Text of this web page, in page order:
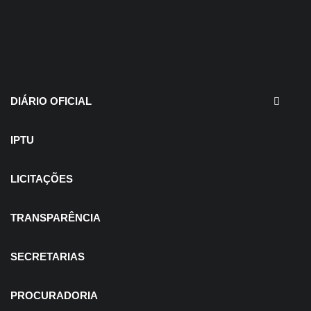
Processo Seletivo
DIÁRIO OFICIAL
IPTU
LICITAÇÕES
TRANSPARÊNCIA
SECRETARIAS
PROCURADORIA